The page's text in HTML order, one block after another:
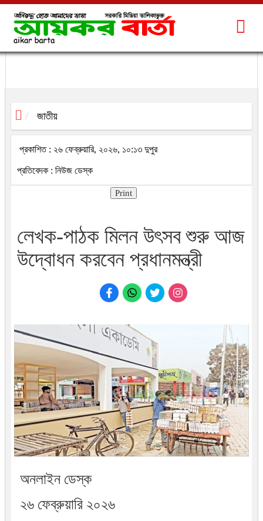
জাতীয়
প্রকাশিত : ২৬ ফেব্রুয়ারি, ২০২৬, ১০:১৩ দুপুর
প্রতিবেদক : নিউজ ডেস্ক
Print
লেখক-পাঠক মিলন উৎসব শুরু আজ
উদ্বোধন করবেন প্রধানমন্ত্রী
অনলাইন ডেস্ক
২৬ ফেব্রুয়ারি ২০২৬